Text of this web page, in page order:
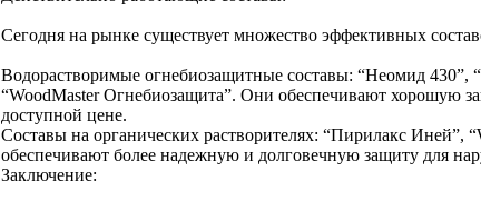
Сегодня на рынке существует множество эффективных
Водорастворимые огнебиозащитные составы: “Неомид
“WoodMaster Огнебиозащита”. Они обеспечивают хорошую
доступной цене.
Составы на органических растворителях: “Пирилакс Иней”,
обеспечивают более надежную и долговечную защиту для
Заключение: